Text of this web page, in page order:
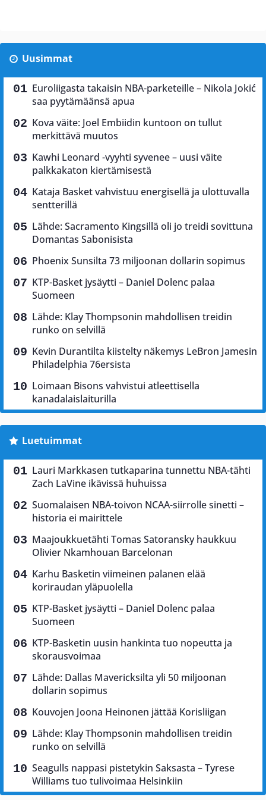
Uusimmat
Euroliigasta takaisin NBA-parketeille – Nikola Jokić
saa pyytämäänsä apua
Kova väite: Joel Embiidin kuntoon on tullut
merkittävä muutos
Kawhi Leonard -vyyhti syvenee – uusi väite
palkkakaton kiertämisestä
Kataja Basket vahvistuu energisellä ja ulottuvalla
sentterillä
Lähde: Sacramento Kingsillä oli jo treidi sovittuna
Domantas Sabonisista
Phoenix Sunsilta 73 miljoonan dollarin sopimus
KTP-Basket jysäytti – Daniel Dolenc palaa
Suomeen
Lähde: Klay Thompsonin mahdollisen treidin
runko on selvillä
Kevin Durantilta kiistelty näkemys LeBron Jamesin
Philadelphia 76ersista
Loimaan Bisons vahvistui atleettisella
kanadalaislaiturilla
Luetuimmat
Lauri Markkasen tutkaparina tunnettu NBA-tähti
Zach LaVine ikävissä huhuissa
Suomalaisen NBA-toivon NCAA-siirrolle sinetti –
historia ei mairittele
Maajoukkuetähti Tomas Satoransky haukkuu
Olivier Nkamhouan Barcelonan
Karhu Basketin viimeinen palanen elää
koriraudan yläpuolella
KTP-Basket jysäytti – Daniel Dolenc palaa
Suomeen
KTP-Basketin uusin hankinta tuo nopeutta ja
skorausvoimaa
Lähde: Dallas Mavericksilta yli 50 miljoonan
dollarin sopimus
Kouvojen Joona Heinonen jättää Korisliigan
Lähde: Klay Thompsonin mahdollisen treidin
runko on selvillä
Seagulls nappasi pistetykin Saksasta – Tyrese
Williams tuo tulivoimaa Helsinkiin